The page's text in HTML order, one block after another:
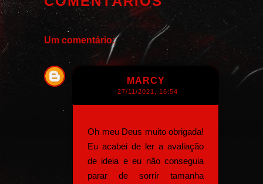
Um comentário:
MARCY
27/11/2021, 16:54
Oh meu Deus muito obrigada!
Eu acabei de ler a avaliação
de ideia e eu não conseguia
parar de sorrir tamanha